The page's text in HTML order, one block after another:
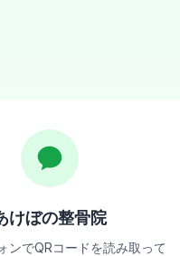
けぼの整骨院
ンでQRコードを読み取って